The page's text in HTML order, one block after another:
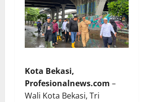
Kota Bekasi,
Profesionalnews.com –
Wali Kota Bekasi, Tri